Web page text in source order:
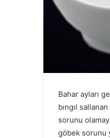
Bahar ayları
bıngıl
sorunu
göbek sorunu